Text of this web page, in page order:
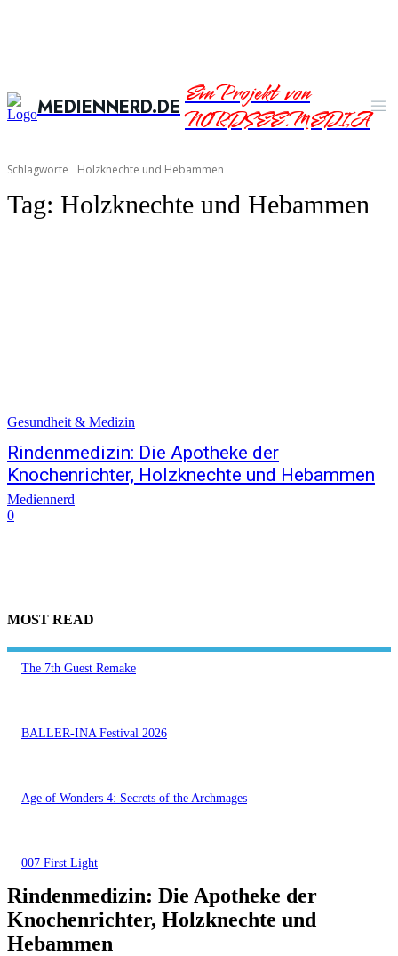
MEDIENNERD.DEEin Projekt von
NORDSEE.MEDIA
Schlagworte Holzknechte und Hebammen
Tag: Holzknechte und Hebammen
Gesundheit & Medizin
Rindenmedizin: Die Apotheke der
Knochenrichter, Holzknechte und Hebammen
Mediennerd
0
MOST READ
The 7th Guest Remake
BALLER-INA Festival 2026
Age of Wonders 4: Secrets of the Archmages
007 First Light
Rindenmedizin: Die Apotheke der
Knochenrichter, Holzknechte und
Hebammen